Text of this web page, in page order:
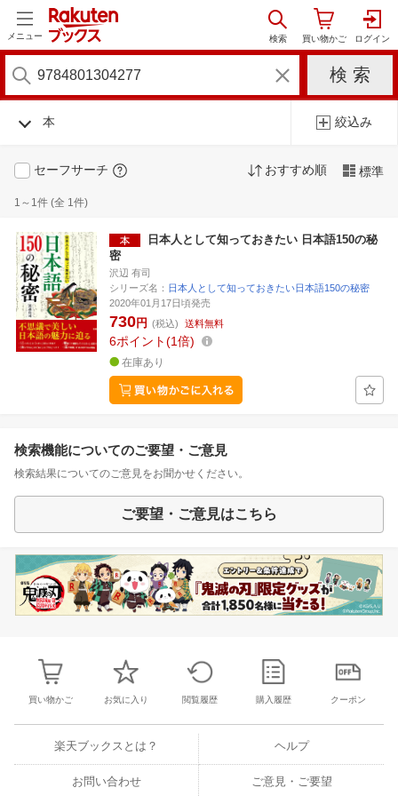
メニュー
本 絞込み
セーフサーチ おすすめ順 標準
1～1件 (全 1件)
日本人として知っておきたい 日本語150の秘
密
沢辺 有司
シリーズ名： 日本人として知っておきたい日本語150の秘密
2020年01月17日頃発売
730円 (税込) 送料無料
6ポイント 1倍
在庫あり
検索機能についてのご要望・ご意見
検索結果についてのご意見をお聞かせください。
ご要望・ご意見はこちら
買い物かご お気に入り 閲覧履歴 購入履歴 クーポン
楽天ブックスとは？ ヘルプ
お問い合わせ ご意見・ご要望